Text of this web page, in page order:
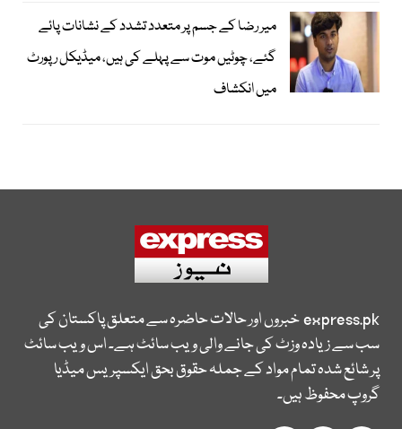
میر رضا کے جسم پر متعدد تشدد کے نشانات پائے
گئے، چوٹیں موت سے پہلے کی ہیں، میڈیکل رپورٹ
میں انکشاف
express.pkخبروں اور حالات حاضرہ سے متعلق پاکستان کی
سب سے زیادہ وزٹ کی جانے والی ویب سائٹ ہے۔ اس ویب سائٹ
پر شائع شدہ تمام مواد کے جملہ حقوق بحق ایکسپریس میڈیا
گروپ محفوظ ہیں۔